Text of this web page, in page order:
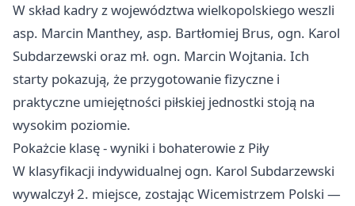
W skład kadry z województwa wielkopolskiego weszli
asp. Marcin Manthey, asp. Bartłomiej Brus, ogn. Karol
Subdarzewski oraz mł. ogn. Marcin Wojtania. Ich
starty pokazują, że przygotowanie fizyczne i
praktyczne umiejętności piłskiej jednostki stoją na
wysokim poziomie.
Pokażcie klasę - wyniki i bohaterowie z Piły
W klasyfikacji indywidualnej ogn. Karol Subdarzewski
wywalczył 2. miejsce, zostając Wicemistrzem Polski —